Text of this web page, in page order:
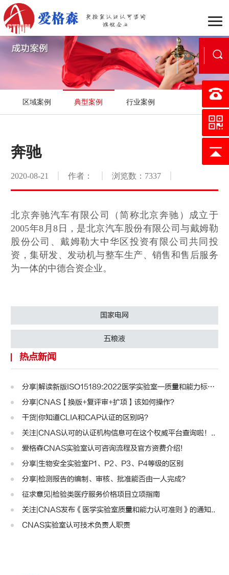
企业介绍
医学实
行业案例
小爱讲坛 在线考核
认可规则 认可指南
区域案例 典型案例 行业案例
奔驰
2020-08-21 作者： 浏览数：7337
北京奔驰汽车有限公司（简称北京奔驰）成立于
2005年8月8日，是北京汽车股份有限公司与戴姆勒
股份公司、戴姆勒大中华区投资有限公司共同投
资，集研发、发动机与整车生产、销售和售后服务
为一体的中德合资企业。
国家电网
五粮液
热点新闻
分享|解读新版ISO15189:2022医学实验室—质量和能力标准..
分享|CNAS【换版+复评审+扩项】该如何操作？
干货|你知道CLIA和CAP认证的区别吗？
关注|CNAS认可的认证机构信息可在这个权威平台查询啦！..
爱格森CNAS实验室认可咨询流程及官方资费介绍!
分享|生物安全实验室P1、P2、P3、P4等级的区别
分享|检测报告的编制、审核、批准能否由一人完成？
征求意见|检验类医疗服务价格项目立项指南
关注|CNAS发布《医学实验室质量和能力认可准则》的通知..
CNAS实验室认可技术负责人职责